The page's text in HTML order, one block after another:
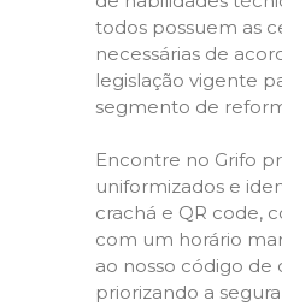
todos possuem as
necessárias de
legislação vigente
segmento de
Encontre no Grifo
uniformizados e
crachá e QR code,
com um horário
ao nosso código de
priorizando a